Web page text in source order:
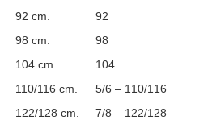
92 cm.
92
98 cm.
98
104 cm.
104
110/116 cm.
5/6 – 110/116
122/128 cm.
7/8 – 122/128